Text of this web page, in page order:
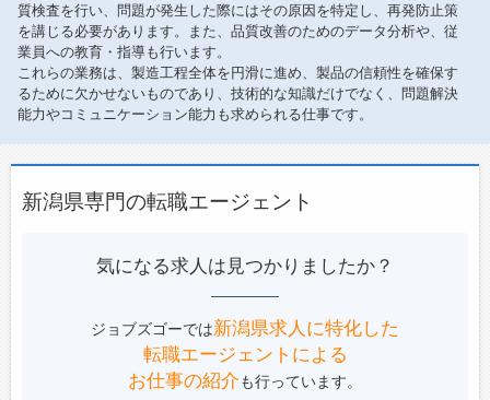
質検査を行い、問題が発生した際にはその原因を特定し、再発防止策
を講じる必要があります。また、品質改善のためのデータ分析や、従
業員への教育・指導も行います。
これらの業務は、製造工程全体を円滑に進め、製品の信頼性を確保す
るために欠かせないものであり、技術的な知識だけでなく、問題解決
能力やコミュニケーション能力も求められる仕事です。
新潟県専門の転職エージェント
気になる求人は見つかりましたか？
ジョブズゴーでは新潟県求人に特化した
転職エージェントによる
お仕事の紹介も行っています。